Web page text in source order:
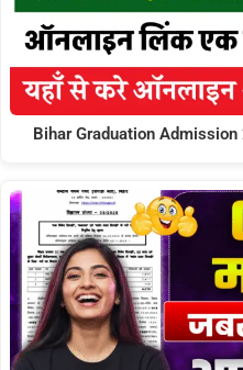
Bihar Graduation